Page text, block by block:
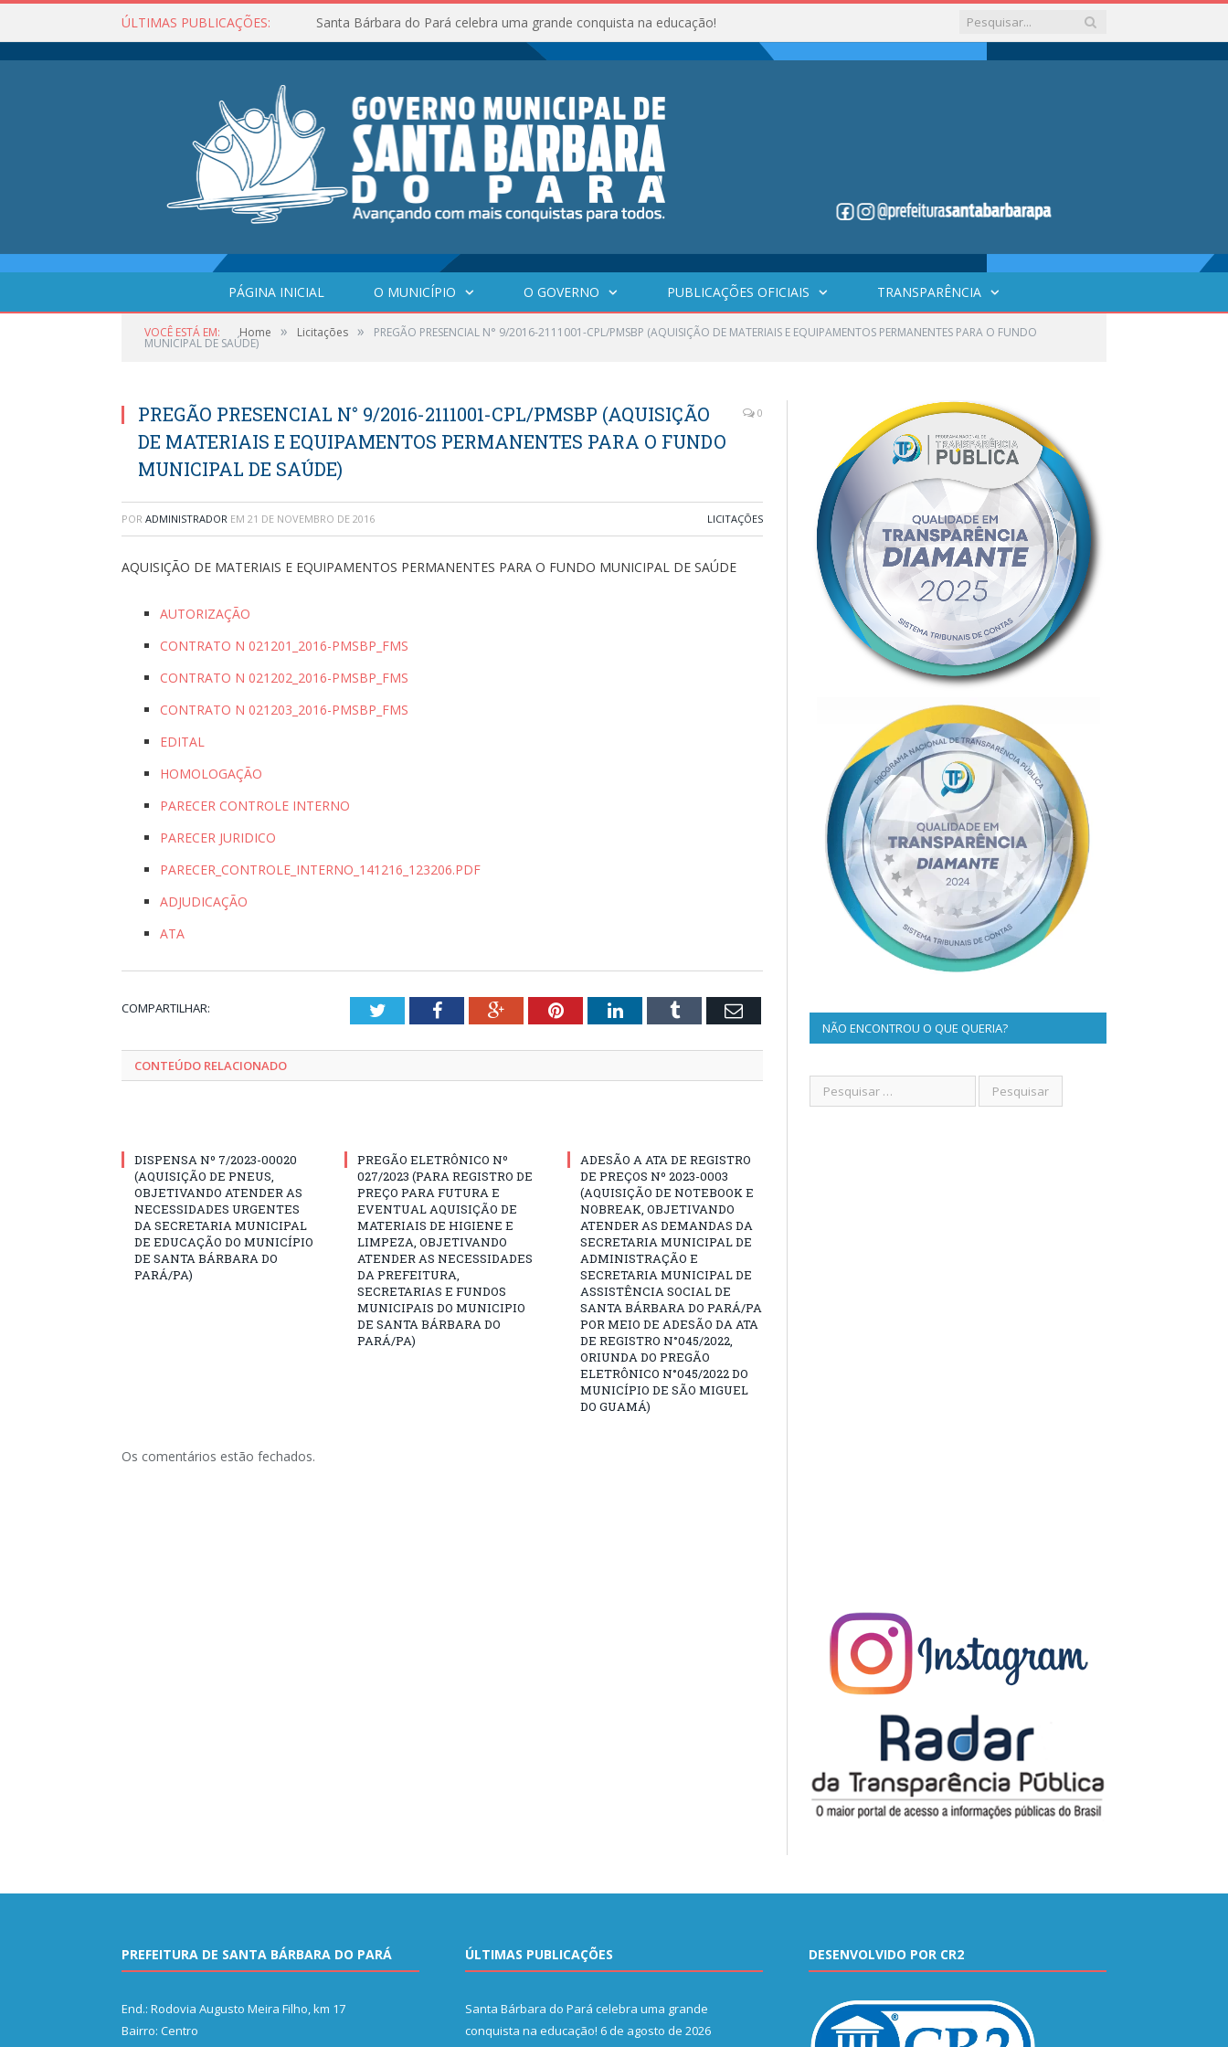
ÚLTIMAS PUBLICAÇÕES: Santa Bárbara do Pará celebra uma grande conquista na educação!
PÁGINA INICIAL O MUNICÍPIO O GOVERNO PUBLICAÇÕES OFICIAIS TRANSPARÊNCIA
VOCÊ ESTÁ EM: Home » Licitações » PREGÃO PRESENCIAL N° 9/2016-2111001-CPL/PMSBP (AQUISIÇÃO DE MATERIAIS E EQUIPAMENTOS PERMANENTES PARA O FUNDO
MUNICIPAL DE SAÚDE)
PREGÃO PRESENCIAL N° 9/2016-2111001-CPL/PMSBP (AQUISIÇÃO
DE MATERIAIS E EQUIPAMENTOS PERMANENTES PARA O FUNDO
MUNICIPAL DE SAÚDE)
0
POR ADMINISTRADOR EM 21 DE NOVEMBRO DE 2016 LICITAÇÕES
AQUISIÇÃO DE MATERIAIS E EQUIPAMENTOS PERMANENTES PARA O FUNDO MUNICIPAL DE SAÚDE
AUTORIZAÇÃO
CONTRATO N 021201_2016-PMSBP_FMS
CONTRATO N 021202_2016-PMSBP_FMS
CONTRATO N 021203_2016-PMSBP_FMS
EDITAL
HOMOLOGAÇÃO
PARECER CONTROLE INTERNO
PARECER JURIDICO
PARECER_CONTROLE_INTERNO_141216_123206.PDF
ADJUDICAÇÃO
ATA
COMPARTILHAR: TwitterFacebookGoogle+PinterestLinkedInTumblr Email
CONTEÚDO RELACIONADO
DISPENSA Nº 7/2023-00020
(AQUISIÇÃO DE PNEUS,
OBJETIVANDO ATENDER AS
NECESSIDADES URGENTES
DA SECRETARIA MUNICIPAL
DE EDUCAÇÃO DO MUNICÍPIO
DE SANTA BÁRBARA DO
PARÁ/PA)
PREGÃO ELETRÔNICO Nº
027/2023 (PARA REGISTRO DE
PREÇO PARA FUTURA E
EVENTUAL AQUISIÇÃO DE
MATERIAIS DE HIGIENE E
LIMPEZA, OBJETIVANDO
ATENDER AS NECESSIDADES
DA PREFEITURA,
SECRETARIAS E FUNDOS
MUNICIPAIS DO MUNICIPIO
DE SANTA BÁRBARA DO
PARÁ/PA)
ADESÃO A ATA DE REGISTRO
DE PREÇOS Nº 2023-0003
(AQUISIÇÃO DE NOTEBOOK E
NOBREAK, OBJETIVANDO
ATENDER AS DEMANDAS DA
SECRETARIA MUNICIPAL DE
ADMINISTRAÇÃO E
SECRETARIA MUNICIPAL DE
ASSISTÊNCIA SOCIAL DE
SANTA BÁRBARA DO PARÁ/PA
POR MEIO DE ADESÃO DA ATA
DE REGISTRO N°045/2022,
ORIUNDA DO PREGÃO
ELETRÔNICO N°045/2022 DO
MUNICÍPIO DE SÃO MIGUEL
DO GUAMÁ)
Os comentários estão fechados.
NÃO ENCONTROU O QUE QUERIA?
PREFEITURA DE SANTA BÁRBARA DO PARÁ
End.: Rodovia Augusto Meira Filho, km 17
Bairro: Centro
ÚLTIMAS PUBLICAÇÕES
Santa Bárbara do Pará celebra uma grande
conquista na educação! 6 de agosto de 2026
DESENVOLVIDO POR CR2